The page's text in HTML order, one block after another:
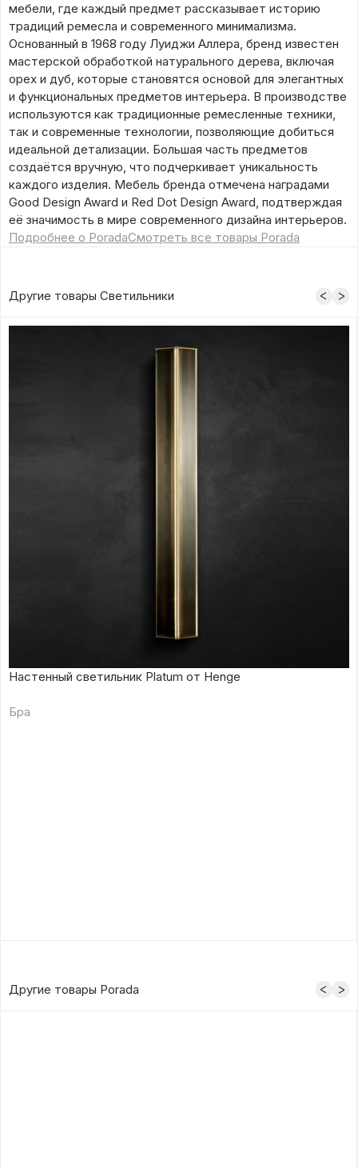
мебели, где каждый предмет рассказывает историю
традиций ремесла и современного минимализма.
Основанный в 1968 году Луиджи Аллера, бренд известен
мастерской обработкой натурального дерева, включая
орех и дуб, которые становятся основой для элегантных
и функциональных предметов интерьера. В производстве
используются как традиционные ремесленные техники,
так и современные технологии, позволяющие добиться
идеальной детализации. Большая часть предметов
создаётся вручную, что подчеркивает уникальность
каждого изделия. Мебель бренда отмечена наградами
Good Design Award и Red Dot Design Award, подтверждая
её значимость в мире современного дизайна интерьеров.
Подробнее о PoradaСмотреть все товары Porada
Другие товары Светильники
Настенный светильник Platum от Henge
Бра
Другие товары Porada